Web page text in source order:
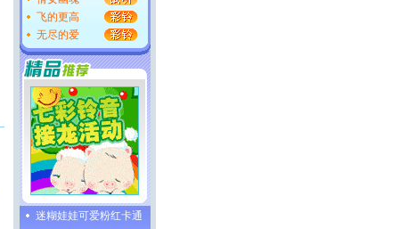
飞的更高
无尽的爱
迷糊娃娃可爱粉红卡通